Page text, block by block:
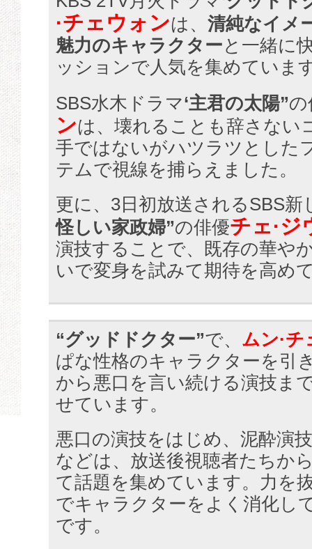
·チェウォンは、 清純なイメ
魅力のキャラクターと一緒に
ッションで人気を集めていま
SBS水木ドラマ‘主君の太陽”の
ンは、壊れることも辞さない
手ではないがハツラツとした
テムで視線を捕らえました。
更に、3日初放送されるSBS新
怪しい家政婦”の俳優チェ·ジ
演技することで、既存の華や
いで変身を試みて期待を高め
“グッドドクター”で、 ムン·
ぱな性格のキャラクターを引
から悪口を言い続ける演技ま
せています。
悪口の演技をはじめ、泥酔演
などは、放送後視聴者たちか
て話題を集めています。力を
でキャラクターをよく消化し
です。